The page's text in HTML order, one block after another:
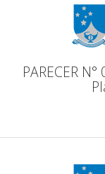
PARECER